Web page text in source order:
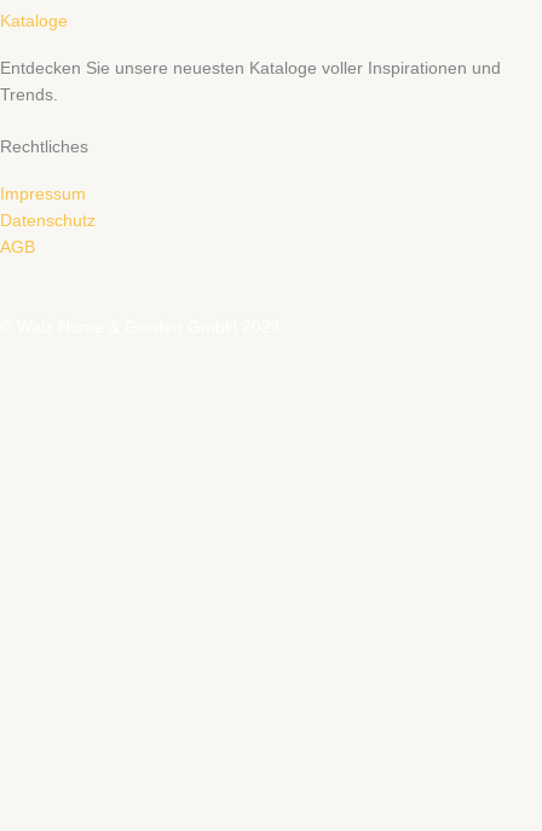
Kataloge
Entdecken Sie unsere neuesten Kataloge voller Inspirationen und
Trends.
Rechtliches
Impressum
Datenschutz
AGB